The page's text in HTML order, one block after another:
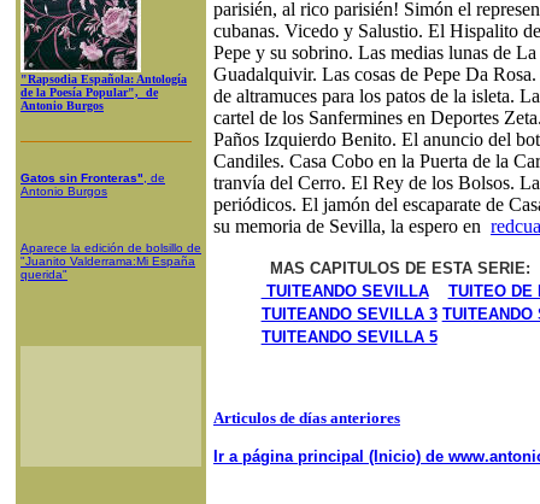
"Rapsodia Española: Antología
de la Poesía Popular", de
Antonio Burgos
Gatos sin Fronteras" , de
Antonio Burgos
Aparece la edición de bolsillo de
"Juanito Valderrama:Mi España
querida"
parisién, al rico parisién! Simón el
cubanas. Vicedo y Salustio. El Hispalito
Pepe y su sobrino. Las medias lunas de
Guadalquivir. Las cosas de Pepe Da
de altramuces para los patos de la isleta.
cartel de los Sanfermines en Deportes
Paños Izquierdo Benito. El anuncio del
Candiles. Casa Cobo en la Puerta de la
tranvía del Cerro. El Rey de los Bolsos.
periódicos. El jamón del escaparate de
su memoria de Sevilla, la espero en
MAS CAPITULOS DE ESTA SERIE:
TUITEANDO SEVILLA
TUITEO DE
TUITEANDO SEVILLA 3 TUITEANDO
TUITEANDO SEVILLA 5
Articulos de días anteriores
Ir a página principal (Inicio) de